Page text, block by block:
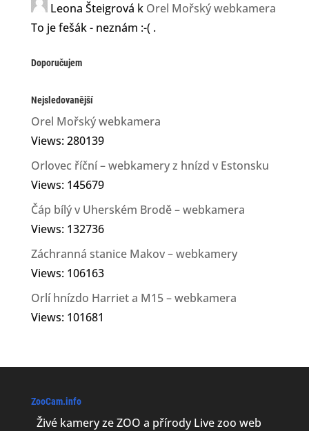
Leona Šteigrová k Orel Mořský webkamera
To je fešák - neznám :-( .
Doporučujem
Nejsledovanější
Orel Mořský webkamera
Views: 280139
Orlovec říční – webkamery z hnízd v Estonsku
Views: 145679
Čáp bílý v Uherském Brodě – webkamera
Views: 132736
Záchranná stanice Makov – webkamery
Views: 106163
Orlí hnízdo Harriet a M15 – webkamera
Views: 101681
ZooCam.info
Živé kamery ze ZOO a přírody Live zoo web